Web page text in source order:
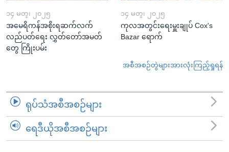
၁၄ မတ္၊ ၂၀၂၅
အမေရိကန်အစိုးရဆက်လက်
လည်ပတ်ရေး လွှတ်တော်အမတ်
တွေ ကြိုးပမ်း
၁၄ မတ္၊ ၂၀၂၅
ကုလအတွင်းရေးမှူးချုပ် Cox's
Bazar ရောက်
အစီအစဉ်တွဲများအားလုံးကြည့်ရှုရန်
ရုပ်သံအစီအစဉ်များ
ရေဒီယိုအစီအစဉ်များ